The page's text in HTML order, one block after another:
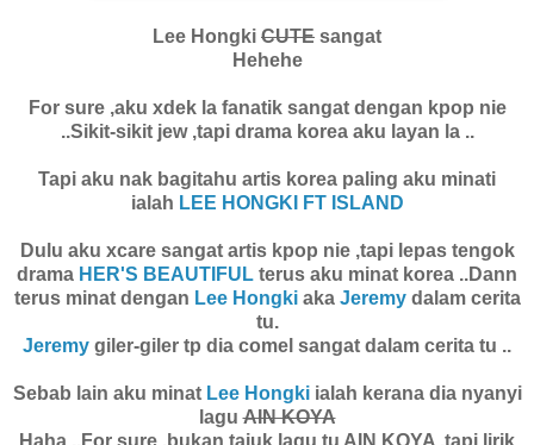
Lee Hongki CUTE sangat
Hehehe
For sure ,aku xdek la fanatik sangat dengan kpop nie
..Sikit-sikit jew ,tapi drama korea aku layan la ..
Tapi aku nak bagitahu artis korea paling aku minati
ialah LEE HONGKI FT ISLAND
Dulu aku xcare sangat artis kpop nie ,tapi lepas tengok
drama HER'S BEAUTIFUL terus aku minat korea ..Dann
terus minat dengan Lee Hongkiaka Jeremydalam cerita
tu.
Jeremy giler-giler tp dia comel sangat dalam cerita tu ..
Sebab lain aku minat Lee Hongkiialah kerana dia nyanyi
laguAIN KOYA
Haha ..For sure ,bukan tajuk lagu tu AIN KOYA ,tapi lirik